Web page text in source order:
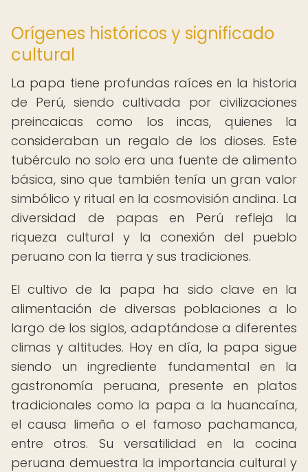
Orígenes históricos y significado
cultural
La papa tiene profundas raíces en la historia
de Perú, siendo cultivada por civilizaciones
preincaicas como los incas, quienes la
consideraban un regalo de los dioses. Este
tubérculo no solo era una fuente de alimento
básica, sino que también tenía un gran valor
simbólico y ritual en la cosmovisión andina. La
diversidad de papas en Perú refleja la
riqueza cultural y la conexión del pueblo
peruano con la tierra y sus tradiciones.
El cultivo de la papa ha sido clave en la
alimentación de diversas poblaciones a lo
largo de los siglos, adaptándose a diferentes
climas y altitudes. Hoy en día, la papa sigue
siendo un ingrediente fundamental en la
gastronomía peruana, presente en platos
tradicionales como la papa a la huancaína,
el causa limeña o el famoso pachamanca,
entre otros. Su versatilidad en la cocina
peruana demuestra la importancia cultural y